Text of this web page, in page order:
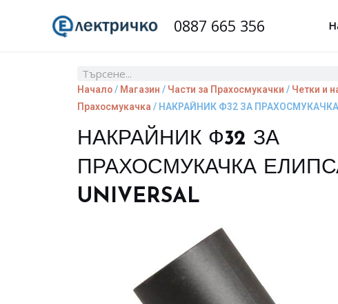
0887 665 356
Search
Начало/ Магазин / Части за Прахосмукачки / Четки и
Прахосмукачка / НАКРАЙНИК Ф32 ЗА ПРАХОСМУКАЧКА
НАКРАЙНИК Ф32 ЗА
ПРАХОСМУКАЧКА
UNIVERSAL